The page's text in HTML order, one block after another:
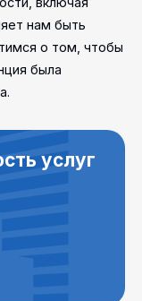
нам быть
о том, чтобы
была
услуг